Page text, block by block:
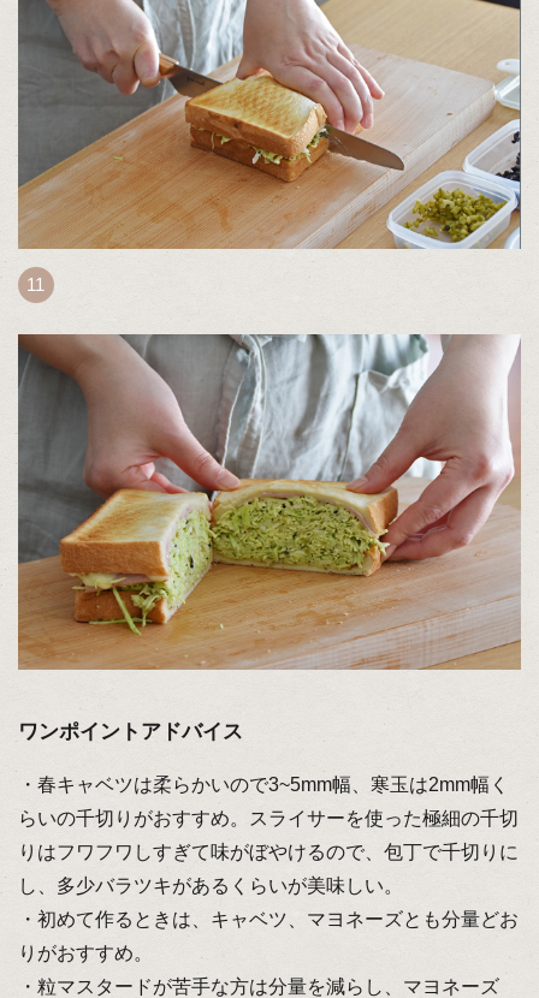
ワンポイントアドバイス
・春キャベツは柔らかいので3~5mm幅、寒玉は2mm幅く
らいの千切りがおすすめ。スライサーを使った極細の千切
りはフワフワしすぎて味がぼやけるので、包丁で千切りに
し、多少バラツキがあるくらいが美味しい。
・初めて作るときは、キャベツ、マヨネーズとも分量どお
りがおすすめ。
・粒マスタードが苦手な方は分量を減らし、マヨネーズ